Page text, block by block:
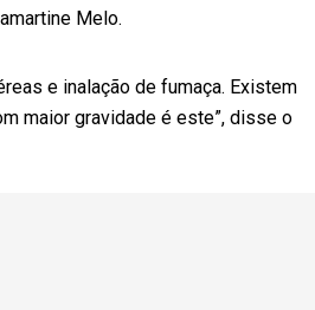
Melo.
e inalação de fumaça. Existem
maior gravidade é este”, disse o